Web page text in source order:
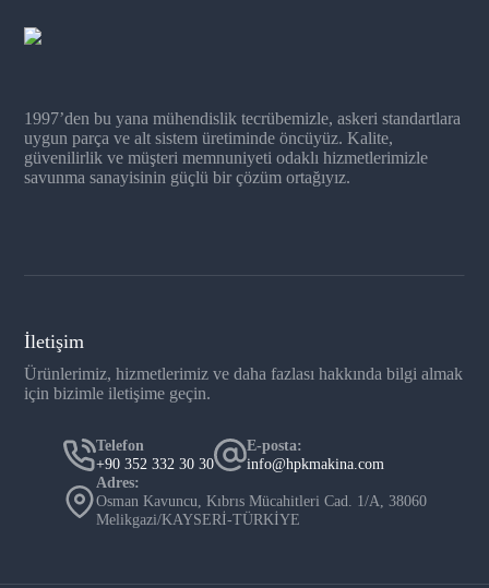
1997’den bu yana mühendislik tecrübemizle, askeri standartlara
uygun parça ve alt sistem üretiminde öncüyüz. Kalite,
güvenilirlik ve müşteri memnuniyeti odaklı hizmetlerimizle
savunma sanayisinin güçlü bir çözüm ortağıyız.
İletişim
Ürünlerimiz, hizmetlerimiz ve daha fazlası hakkında bilgi almak
için bizimle iletişime geçin.
Telefon
+90 352 332 30 30
E-posta:
info@hpkmakina.com
Adres:
Osman Kavuncu, Kıbrıs Mücahitleri Cad. 1/A, 38060
Melikgazi/KAYSERİ-TÜRKİYE